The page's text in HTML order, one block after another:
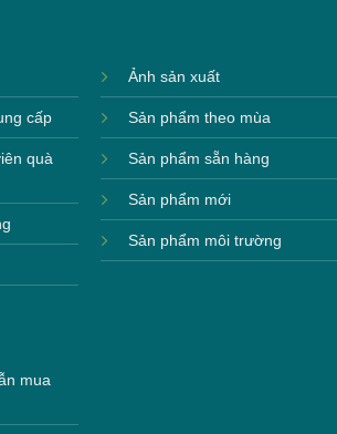
cấp
quà
Ảnh sản xuất
Sản phẩm theo mùa
Sản phẩm sẵn hàng
Sản phẩm mới
Sản phẩm môi trường
mua